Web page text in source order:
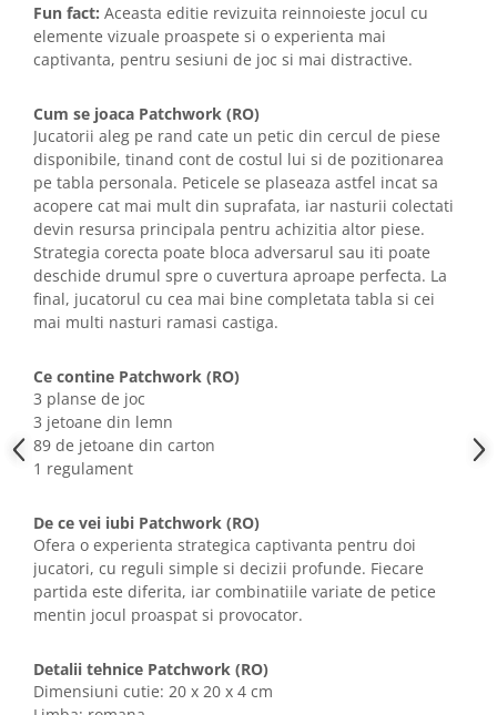
Fun fact: Aceasta editie revizuita reinnoieste jocul cu
elemente vizuale proaspete si o experienta mai
captivanta, pentru sesiuni de joc si mai distractive.
Cum se joaca Patchwork (RO)
Jucatorii aleg pe rand cate un petic din cercul de piese
disponibile, tinand cont de costul lui si de pozitionarea
pe tabla personala. Peticele se plaseaza astfel incat sa
acopere cat mai mult din suprafata, iar nasturii colectati
devin resursa principala pentru achizitia altor piese.
Strategia corecta poate bloca adversarul sau iti poate
deschide drumul spre o cuvertura aproape perfecta. La
final, jucatorul cu cea mai bine completata tabla si cei
mai multi nasturi ramasi castiga.
Ce contine Patchwork (RO)
3 planse de joc
3 jetoane din lemn
89 de jetoane din carton
1 regulament
De ce vei iubi Patchwork (RO)
Ofera o experienta strategica captivanta pentru doi
jucatori, cu reguli simple si decizii profunde. Fiecare
partida este diferita, iar combinatiile variate de petice
mentin jocul proaspat si provocator.
Detalii tehnice Patchwork (RO)
Dimensiuni cutie: 20 x 20 x 4 cm